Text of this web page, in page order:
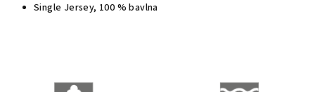
Single Jersey, 100 % bavlna